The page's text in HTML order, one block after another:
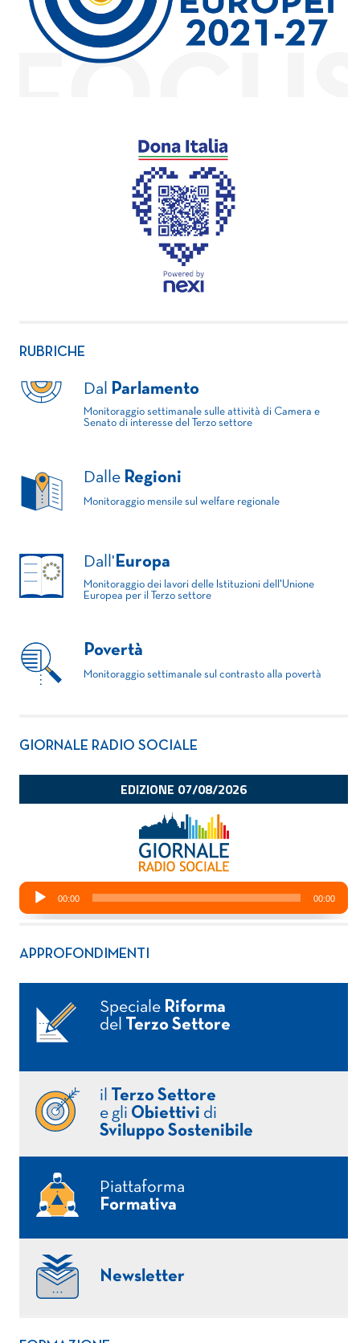
RUBRICHE
Dal Parlamento
Monitoraggio settimanale sulle attività di Camera e
Senato di interesse del Terzo settore
Dalle Regioni
Monitoraggio mensile sul welfare regionale
Dall' Europa
Monitoraggio dei lavori delle Istituzioni dell'Unione
Europea per il Terzo settore
Povertà
Monitoraggio settimanale sul contrasto alla povertà
GIORNALE RADIO SOCIALE
APPROFONDIMENTI
Speciale Riforma
del
Terzo Settore
il
Terzo Settore
e gli Obiettivi di
Sviluppo Sostenibile
Piattaforma
Formativa
Newsletter